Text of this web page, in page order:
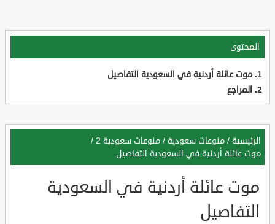
المحتوى
موت عائلة أردنية في السعودية التفاصيل
المراجع
الرئيسية / منوعات سعودية / منوعات سعودية 2
/
موت عائلة أردنية في السعودية التفاصيل
موت عائلة أردنية في السعودية
التفاصيل